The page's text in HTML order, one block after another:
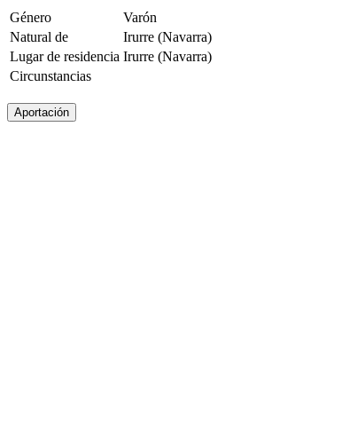
Género
Varón
Natural de
Irurre (Navarra)
Lugar de residencia Irurre (Navarra)
Circunstancias